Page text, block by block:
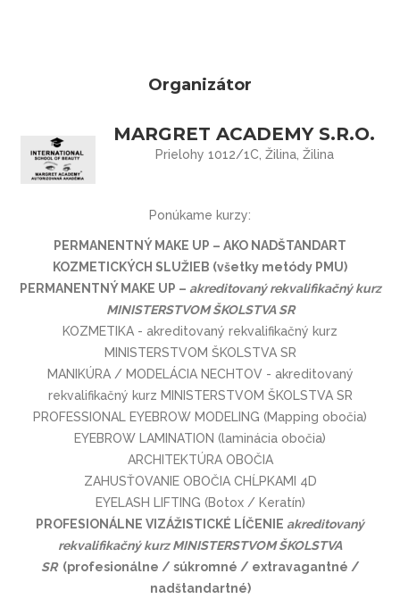
Organizátor
MARGRET ACADEMY S.R.O.
Prielohy 1012/1C, Žilina, Žilina
Ponúkame kurzy:
PERMANENTNÝ MAKE UP – AKO NADŠTANDART
KOZMETICKÝCH SLUŽIEB (všetky metódy PMU)
PERMANENTNÝ MAKE UP – akreditovaný rekvalifikačný kurz
MINISTERSTVOM ŠKOLSTVA SR
KOZMETIKA - akreditovaný rekvalifikačný kurz
MINISTERSTVOM ŠKOLSTVA SR
MANIKÚRA / MODELÁCIA NECHTOV - akreditovaný
rekvalifikačný kurz MINISTERSTVOM ŠKOLSTVA SR
PROFESSIONAL EYEBROW MODELING (Mapping obočia)
EYEBROW LAMINATION (laminácia obočia)
ARCHITEKTÚRA OBOČIA
ZAHUSŤOVANIE OBOČIA CHĹPKAMI 4D
EYELASH LIFTING (Botox / Keratín)
PROFESIONÁLNE VIZÁŽISTICKÉ LÍČENIE akreditovaný
rekvalifikačný kurz MINISTERSTVOM ŠKOLSTVA
SR (profesionálne / sú­kromné / extrava­gantné /
nadštan­dartné)